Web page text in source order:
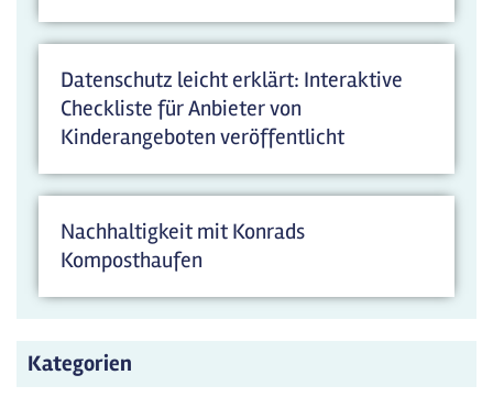
Datenschutz leicht erklärt: Interaktive
Checkliste für Anbieter von
Kinderangeboten veröffentlicht
Nachhaltigkeit mit Konrads
Komposthaufen
Kategorien